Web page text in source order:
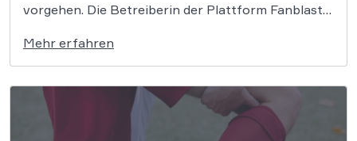
vorgehen. Die Betreiberin der Plattform Fanblast
persönliche Chatangebote täuschen. Auch weitere
Verstöße gegen gesetzliche Vorgaben wurden
untersagt. Das Landgericht (LG) Hamburg hat im
Rahmen eines einstweiligen […]
Mehr erfahren